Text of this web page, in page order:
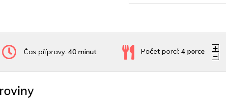
Čas přípravy: 40 minut Počet porcí:4 porce